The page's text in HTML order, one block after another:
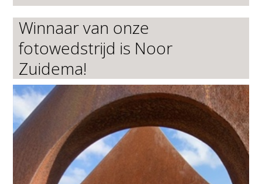
Winnaar van onze
fotowedstrijd is Noor
Zuidema!